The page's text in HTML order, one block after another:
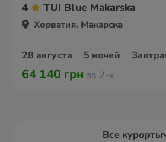
4 TUI Blue Makarska
Хорватия, Макарска
28 августа 5 ночей
64 140 грн за 2-х
Все курорты